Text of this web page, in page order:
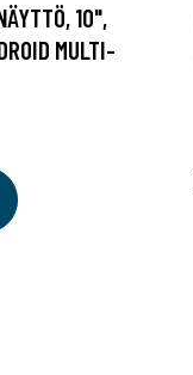
10",
MULTI-